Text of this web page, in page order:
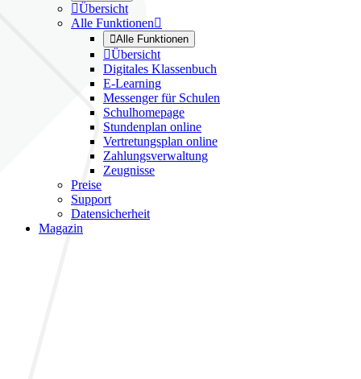
Übersicht
Alle Funktionen
Alle Funktionen
Übersicht
Digitales Klassenbuch
E-Learning
Messenger für Schulen
Schulhomepage
Stundenplan online
Vertretungsplan online
Zahlungsverwaltung
Zeugnisse
Preise
Support
Datensicherheit
Magazin